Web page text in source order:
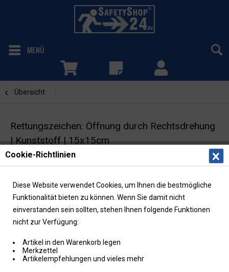
MENÜ
Übersicht
Rettungszeichen: Öffnung durch Rechtsdrehung
| Kunststoff | 15x15cm
Cookie-Richtlinien
Diese Website verwendet Cookies, um Ihnen die bestmögliche
Funktionalität bieten zu können. Wenn Sie damit nicht
einverstanden sein sollten, stehen Ihnen folgende Funktionen
nicht zur Verfügung:
Artikel in den Warenkorb legen
Merkzettel
Artikelempfehlungen und vieles mehr